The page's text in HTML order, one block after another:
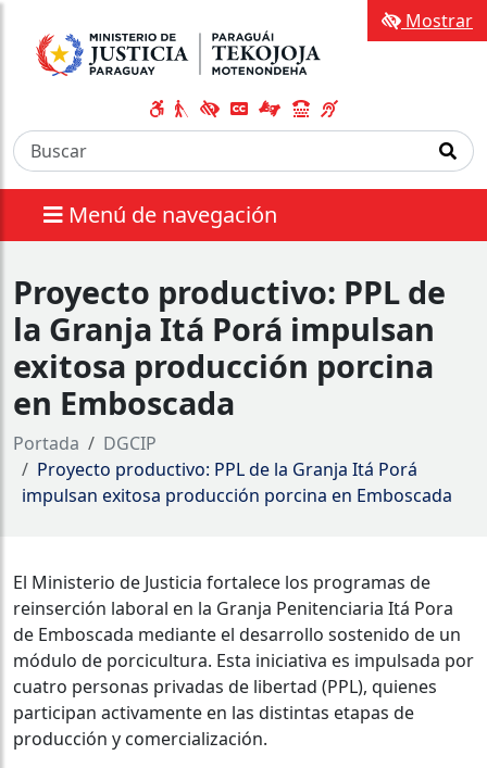
Menú de navegación
Mostrar
Proyecto productivo: PPL de
la Granja Itá Porá impulsan
exitosa producción porcina
en Emboscada
Portada
DGCIP
Proyecto productivo: PPL de la Granja Itá Porá
impulsan exitosa producción porcina en Emboscada
El Ministerio de Justicia fortalece los programas de
reinserción laboral en la Granja Penitenciaria Itá Pora
de Emboscada mediante el desarrollo sostenido de un
módulo de porcicultura. Esta iniciativa es impulsada por
cuatro personas privadas de libertad (PPL), quienes
participan activamente en las distintas etapas de
producción y comercialización.